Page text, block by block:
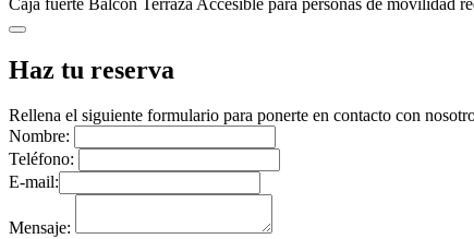
Haz tu reserva
Rellena el siguiente formulario para ponerte en contacto con
Nombre:
Teléfono:
E-mail:
Mensaje: